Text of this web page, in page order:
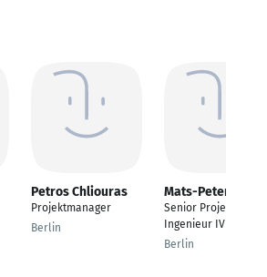
Petros Chliouras
Projektmanager
Berlin
Mats-Peter Andree
Senior Projekt-
Ingenieur IVU.cloud
Berlin